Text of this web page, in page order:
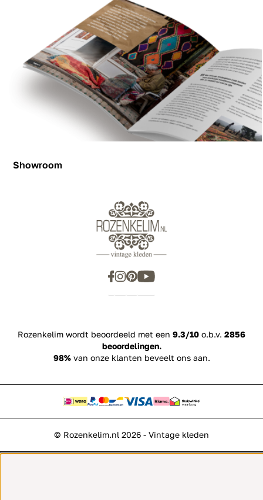
Showroom
Rozenkelim wordt beoordeeld met een 9.3/10 o.b.v. 2856
beoordelingen.
98%van onze klanten beveelt ons aan.
© Rozenkelim.nl 2026 - Vintage kleden